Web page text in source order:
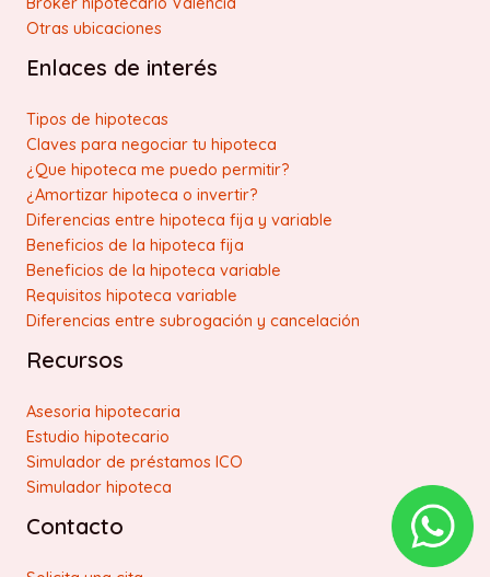
Otras ubicaciones
Enlaces de interés
Tipos de hipotecas
Claves para negociar tu hipoteca
¿Que hipoteca me puedo permitir?
¿Amortizar hipoteca o invertir?
Diferencias entre hipoteca fija y variable
Beneficios de la hipoteca fija
Beneficios de la hipoteca variable
Requisitos hipoteca variable
Diferencias entre subrogación y cancelación
Recursos
Asesoria hipotecaria
Estudio hipotecario
Simulador de préstamos ICO
Simulador hipoteca
Contacto